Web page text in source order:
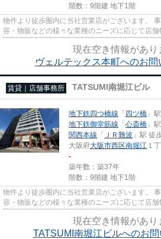
階数：9階建 地下1階
物件より徒歩圏内に当社営業店がございます。
容・物販などの様々な業種のニーズに応じて店舗
尚、弊社ではおとり広告は一切...
現在空き情報があり
ヴェルテックス本町へのお
賃貸｜店舗事務所 TATSUMI南堀江ビル
地下鉄四つ橋線 「四ツ橋 」
地下鉄御堂筋線 「心斎橋 」
関西本線 「 ＪＲ難波 」駅 徒
大阪府大阪市西区南堀江 １
-
築年数：築37年
階数：9階建 地下1階
物件より徒歩圏内に当社営業店がございます。
容・物販などの様々な業種のニーズに応じて店舗
尚、弊社ではおとり広告は一切...
現在空き情報があり
TATSUMI南堀江ビルへのお